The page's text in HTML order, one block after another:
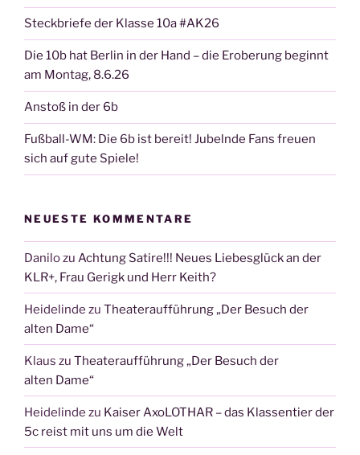
Steckbriefe der Klasse 10a #AK26
Die 10b hat Berlin in der Hand – die Eroberung beginnt
am Montag, 8.6.26
Anstoß in der 6b
Fußball-WM: Die 6b ist bereit! Jubelnde Fans freuen
sich auf gute Spiele!
NEUESTE KOMMENTARE
Danilozu Achtung Satire!!! Neues Liebesglück an der
KLR+, Frau Gerigk und Herr Keith?
Heidelinde zu Theateraufführung „Der Besuch der
alten Dame“
Klaus zu Theateraufführung „Der Besuch der
alten Dame“
Heidelinde zu Kaiser AxoLOTHAR – das Klassentier der
5c reist mit uns um die Welt